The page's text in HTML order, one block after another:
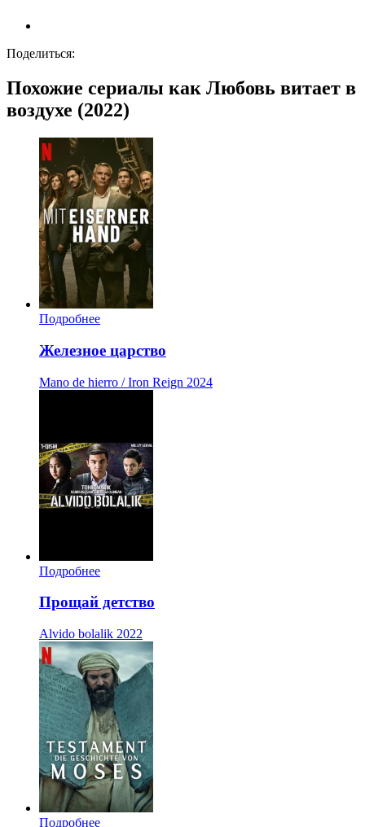
Поделиться:
Похожие сериалы как Любовь витает в
воздухе (2022)
Подробнее
Железное царство
Mano de hierro / Iron Reign 2024
Подробнее
Прощай детство
Alvido bolalik 2022
Подробнее